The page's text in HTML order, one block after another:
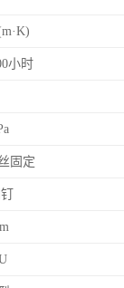
小时
固定